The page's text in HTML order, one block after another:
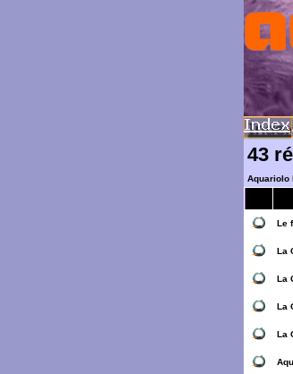
43
Aquariolo
Le
La
La
La
La